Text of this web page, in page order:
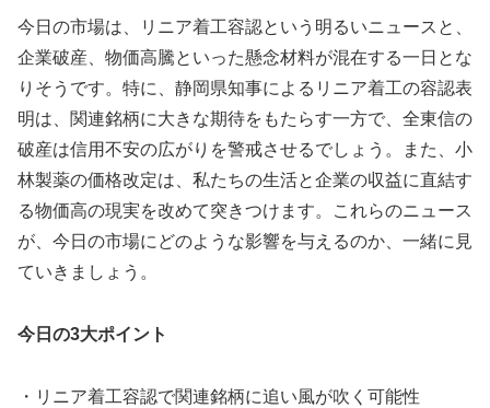
今日の市場は、リニア着工容認という明るいニュースと、
企業破産、物価高騰といった懸念材料が混在する一日とな
りそうです。特に、静岡県知事によるリニア着工の容認表
明は、関連銘柄に大きな期待をもたらす一方で、全東信の
破産は信用不安の広がりを警戒させるでしょう。また、小
林製薬の価格改定は、私たちの生活と企業の収益に直結す
る物価高の現実を改めて突きつけます。これらのニュース
が、今日の市場にどのような影響を与えるのか、一緒に見
ていきましょう。
今日の3大ポイント
・リニア着工容認で関連銘柄に追い風が吹く可能性